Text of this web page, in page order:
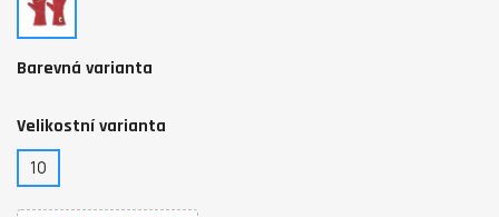
Barevná varianta
Velikostní varianta
10